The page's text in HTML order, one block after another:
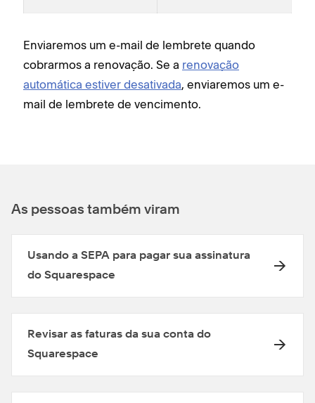
Enviaremos um e-mail de lembrete quando
cobrarmos a renovação. Se a renovação
automática estiver desativada, enviaremos um e-
mail de lembrete de vencimento.
As pessoas também viram
Usando a SEPA para pagar sua assinatura
do Squarespace
Revisar as faturas da sua conta do
Squarespace